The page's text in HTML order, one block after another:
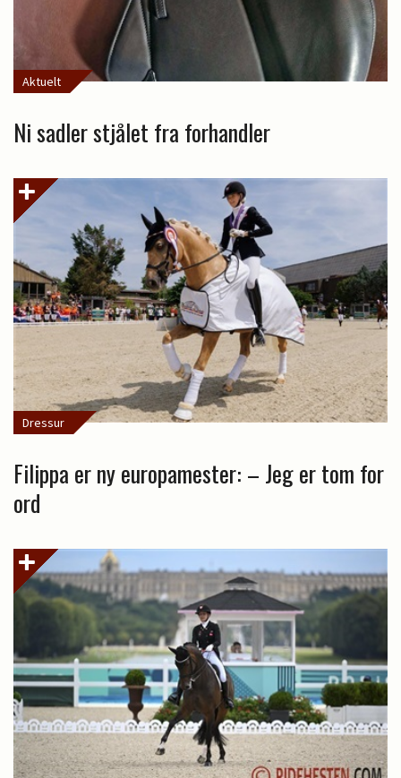
Aktuelt
Ni sadler stjålet fra forhandler
Dressur
Filippa er ny europamester: – Jeg er tom for
ord